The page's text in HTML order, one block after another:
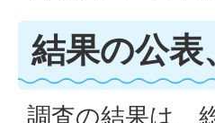
結果の公表
調査の結果は、